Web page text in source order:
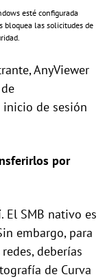
esté configurada
bloquea las solicitudes de
AnyViewer
de sesión
por
El SMB nativo es
embargo, para
deberías
de Curva